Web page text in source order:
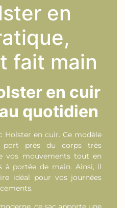
en
fait main
en cuir
quotidien
Holster en cuir. Ce modèle
port près du corps très
vos mouvements tout en
à portée de main. Ainsi, il
idéal pour vos journées